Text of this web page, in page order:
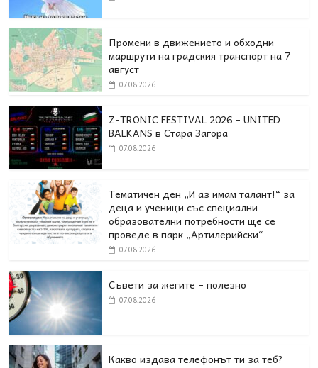
Промени в движението и обходни
маршрути на градския транспорт на 7
август
07.08.2026
Z-TRONIC FESTIVAL 2026 – UNITED
BALKANS в Стара Загора
07.08.2026
Тематичен ден „И аз имам талант!“ за
деца и ученици със специални
образователни потребности ще се
проведе в парк „Артилерийски“
07.08.2026
Съвети за жегите – полезно
07.08.2026
Какво издава телефонът ти за теб?